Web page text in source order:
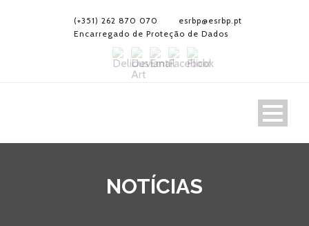
(+351) 262 870 070
esrbp@esrbp.pt
Encarregado de Proteção de Dados
NOTÍCIAS